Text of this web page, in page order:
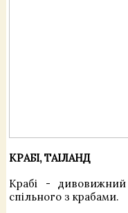
КРАБІ, ТАІЛАНД
Крабі -
спільного з крабами.